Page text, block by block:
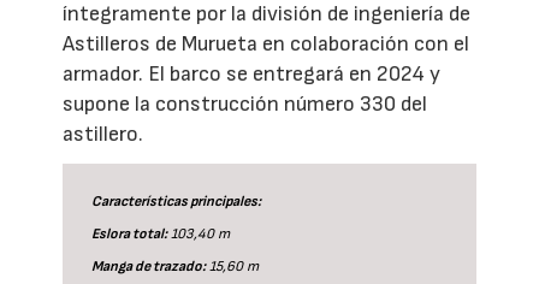
íntegramente por la división de ingeniería de
Astilleros de Murueta en colaboración con el
armador. El barco se entregará en 2024 y
supone la construcción número 330 del
astillero.
Características principales:
Eslora total:103,40 m
Manga de trazado:15,60 m